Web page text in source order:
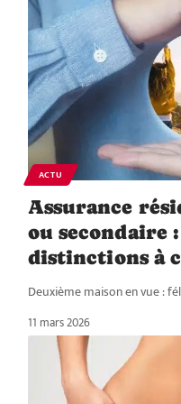
ACTU
Assurance
ou secondaire
distinctions à
Deuxième maison en vue :
11 mars 2026